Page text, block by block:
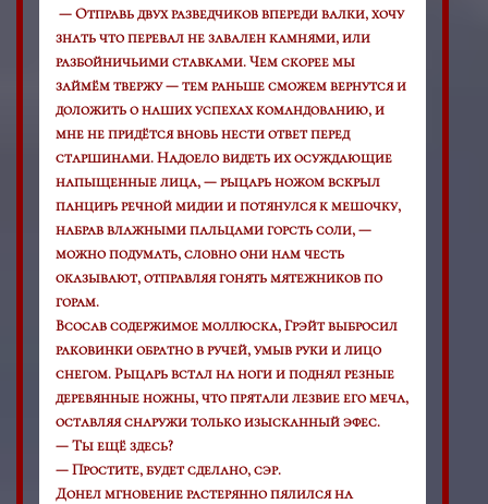
— Отправь двух разведчиков впереди валки, хочу
знать что перевал не завален камнями, или
разбойничьими ставками. Чем скорее мы
займём твержу — тем раньше сможем вернутся и
доложить о наших успехахкомандованию, и
мне не придётся вновь нести ответ перед
старшинами. Надоело видеть их осуждающие
напыщенные лица, — рыцарь ножом вскрыл
панцирь речной мидии и потянулся к мешочку,
набрав влажными пальцами горсть соли, —
можно подумать, словно они нам честь
оказывают, отправляя гонять мятежников по
горам.
Всосав содержимое моллюска, Грэйт выбросил
раковинки обратно в ручей, умыв руки и лицо
снегом. Рыцарь встал на ноги и поднял резные
деревянные ножны, что прятали лезвие его меча,
оставляя снаружи только изысканный эфес.
— Ты ещё здесь?
— Простите, будет сделано, сэр.
Донел мгновение растерянно пялился на